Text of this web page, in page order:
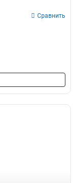
Сравнить